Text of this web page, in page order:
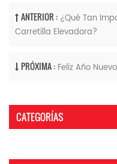
ANTERIOR : ¿Qué Tan
Carretilla Elevadora?
PRÓXIMA : Feliz Año Nuevo
CATEGORÍAS